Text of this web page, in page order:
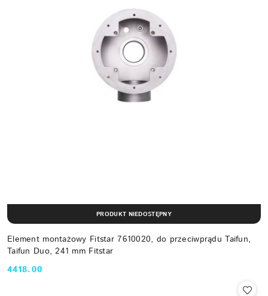
Element montażowy Fitstar 7610020, do przeciwprądu Taifun,
Taifun Duo, 241 mm Fitstar
Cena:
4418.00
PRODUKT NIEDOSTĘPNY